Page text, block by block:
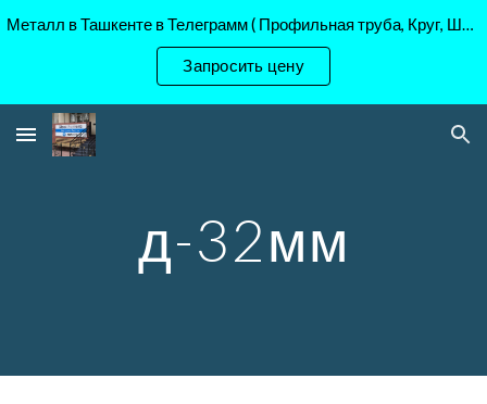
Skip to navigation
Металл в Ташкенте в Телеграмм ( Профильная труба, Круг, Шестигранник Ст45, 40Х, )
Запросить цену
д-32мм